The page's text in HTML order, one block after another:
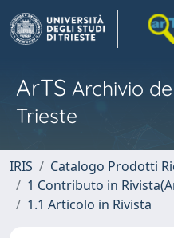
ArTS Archivio
Trieste
IRIS
Catalogo Prodotti
1 Contributo in
1.1 Articolo in Rivista